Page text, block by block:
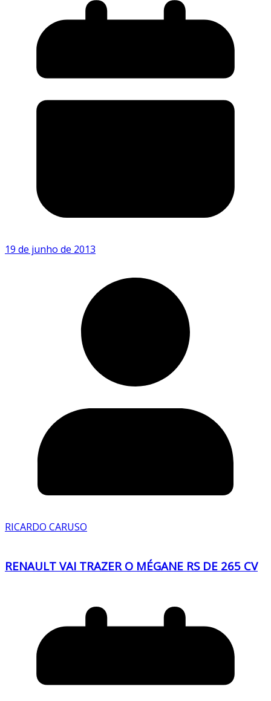
19 de junho de 2013
RICARDO CARUSO
RENAULT VAI TRAZER O MÉGANE RS DE 265 CV